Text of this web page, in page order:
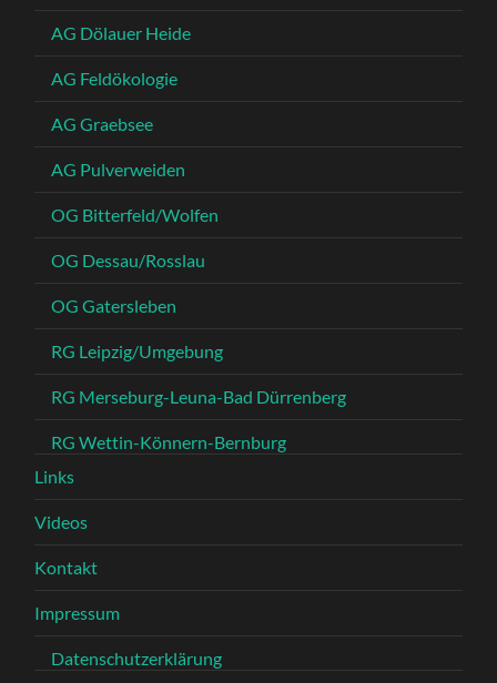
AG Dölauer Heide
AG Feldökologie
AG Graebsee
AG Pulverweiden
OG Bitterfeld/Wolfen
OG Dessau/Rosslau
OG Gatersleben
RG Leipzig/Umgebung
RG Merseburg-Leuna-Bad Dürrenberg
RG Wettin-Könnern-Bernburg
Links
Videos
Kontakt
Impressum
Datenschutzerklärung